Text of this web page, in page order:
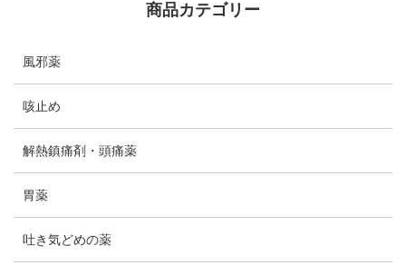
商品カテゴリー
風邪薬
咳止め
解熱鎮痛剤・頭痛薬
胃薬
吐き気どめの薬